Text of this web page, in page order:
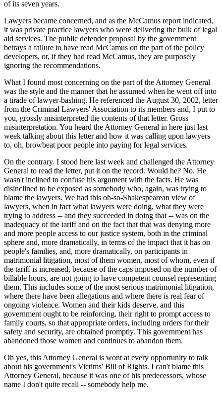
of its seven years.
Lawyers became concerned, and as the McCamus report indicated,
it was private practice lawyers who were delivering the bulk of legal
aid services. The public defender proposal by the government
betrays a failure to have read McCamus on the part of the policy
developers, or, if they had read McCamus, they are purposely
ignoring the recommendations.
What I found most concerning on the part of the Attorney General
was the style and the manner that he assumed when he went off into
a tirade of lawyer-bashing. He referenced the August 30, 2002, letter
from the Criminal Lawyers' Association to its members and, I put to
you, grossly misinterpreted the contents of that letter. Gross
misinterpretation. You heard the Attorney General in here just last
week talking about this letter and how it was calling upon lawyers
to, oh, browbeat poor people into paying for legal services.
On the contrary. I stood here last week and challenged the Attorney
General to read the letter, put it on the record. Would he? No. He
wasn't inclined to confuse his argument with the facts. He was
disinclined to be exposed as somebody who, again, was trying to
blame the lawyers. We had this oh-so-Shakespearean view of
lawyers, when in fact what lawyers were doing, what they were
trying to address -- and they succeeded in doing that -- was on the
inadequacy of the tariff and on the fact that that was denying more
and more people access to our justice system, both in the criminal
sphere and, more dramatically, in terms of the impact that it has on
people's families, and, more dramatically, on participants in
matrimonial litigation, most of them women, most of whom, even if
the tariff is increased, because of the caps imposed on the number of
billable hours, are not going to have competent counsel representing
them. This includes some of the most serious matrimonial litigation,
where there have been allegations and where there is real fear of
ongoing violence. Women and their kids deserve, and this
government ought to be reinforcing, their right to prompt access to
family courts, so that appropriate orders, including orders for their
safety and security, are obtained promptly. This government has
abandoned those women and continues to abandon them.
Oh yes, this Attorney General is wont at every opportunity to talk
about his government's Victims' Bill of Rights. I can't blame this
Attorney General, because it was one of his predecessors, whose
name I don't quite recall -- somebody help me.